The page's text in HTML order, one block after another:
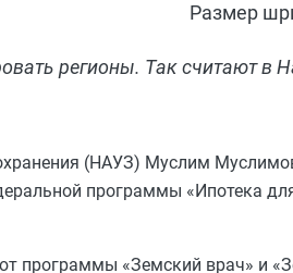
Размер
регионы. Так считают в
(НАУЗ) Муслим
программы «Ипотека
программы «Земский врач» и